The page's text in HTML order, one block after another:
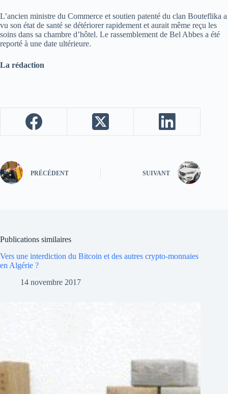
L’ancien ministre du Commerce et soutien patenté du clan Bouteflika a
vu son état de santé se détériorer rapidement et aurait même reçu les
soins dans sa chambre d’hôtel. Le rassemblement de Bel Abbes a été
reporté à une date ultérieure.
La rédaction
PRÉCÉDENT SUIVANT
Publications similaires
Vers une interdiction du Bitcoin et des autres crypto-monnaies
en Algérie ?
14 novembre 2017